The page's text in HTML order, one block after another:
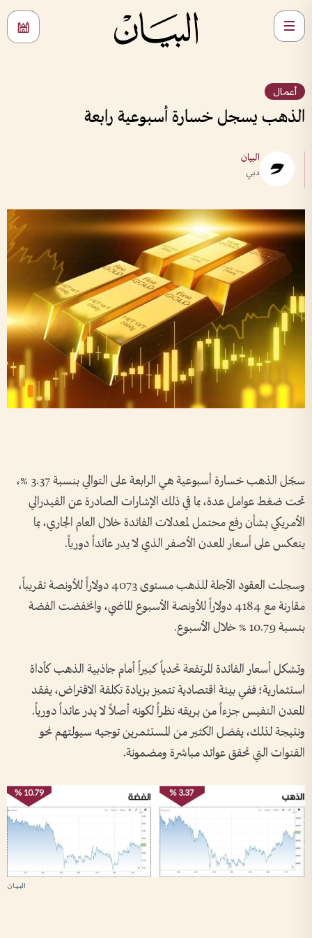
أعمال
الذهب يسجل خسارة أسبوعية رابعة
البيان
دبي
سجّل الذهب خسارة أسبوعية هي الرابعة على التوالي بنسبة 3.37 %،
تحت ضغط عوامل عدة، بما في ذلك الإشارات الصادرة عن الفيدرالي
الأمريكي بشأن رفع محتمل لمعدلات الفائدة خلال العام الجاري، بما
ينعكس على أسعار المعدن الأصفر الذي لا يدر عائداً دورياً.
وسجلت العقود الآجلة للذهب مستوى 4073 دولاراً للأونصة تقريباً،
مقارنة مع 4184 دولاراً للأونصة الأسبوع الماضي، وانخفضت الفضة
بنسبة 10.79 % خلال الأسبوع.
وتشكل أسعار الفائدة المرتفعة تحدياً كبيراً أمام جاذبية الذهب كأداة
استثمارية؛ ففي بيئة اقتصادية تتميز بزيادة تكلفة الاقتراض، يفقد
المعدن النفيس جزءاً من بريقه نظراً لكونه أصلاً لا يدر عائداً دورياً.
ونتيجة لذلك، يفضل الكثير من المستثمرين توجيه سيولتهم نحو
القنوات التي تحقق عوائد مباشرة ومضمونة.